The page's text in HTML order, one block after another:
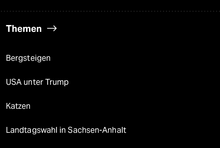
Themen
Bergsteigen
USA unter Trump
Katzen
Landtagswahl in Sachsen-Anhalt